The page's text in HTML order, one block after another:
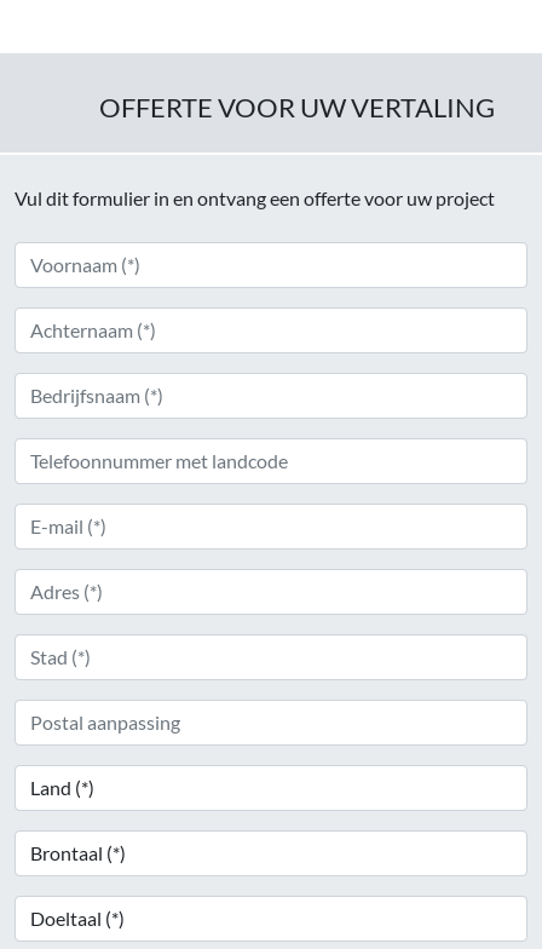
OFFERTE VOOR UW VERTALING
Vul dit formulier in en ontvang een offerte voor uw project